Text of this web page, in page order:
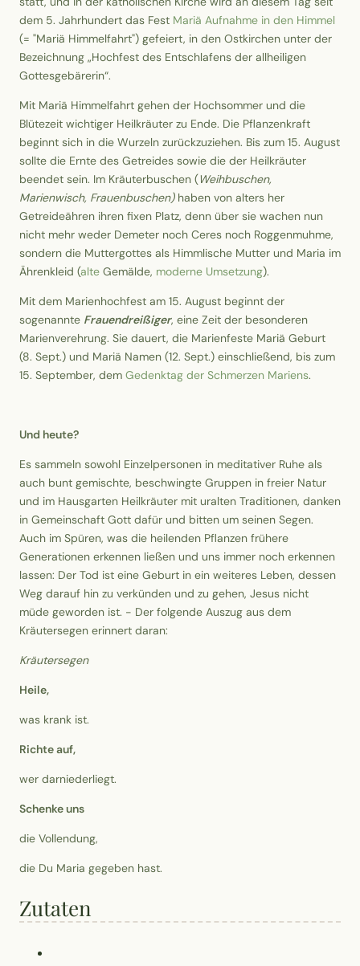
dem 5. Jahrhundert das Fest Mariä Aufnahme in den Himmel
(= "Mariä Himmelfahrt") gefeiert, in den Ostkirchen unter der
Bezeichnung „Hochfest des Entschlafens der allheiligen
Gottesgebärerin“.
Mit Mariä Himmelfahrt gehen der Hochsommer und die
Blütezeit wichtiger Heilkräuter zu Ende. Die Pflanzenkraft
beginnt sich in die Wurzeln zurückzuziehen. Bis zum 15. August
sollte die Ernte des Getreides sowie die der Heilkräuter
beendet sein. Im Kräuterbuschen (Weihbuschen,
Marienwisch, Frauenbuschen)haben von alters her
Getreideähren ihren fixen Platz, denn über sie wachen nun
nicht mehr weder Demeter noch Ceres noch Roggenmuhme,
sondern die Muttergottes als Himmlische Mutter und Maria im
Ährenkleid (alte Gemälde, moderne Umsetzung).
Mit dem Marienhochfest am 15. August beginnt der
sogenannte Frauendreißiger, eine Zeit der besonderen
Marienverehrung. Sie dauert, die Marienfeste Mariä Geburt
(8. Sept.) und Mariä Namen (12. Sept.) einschließend, bis zum
15. September, dem Gedenktag der Schmerzen Mariens.
Und heute?
Es sammeln sowohl Einzelpersonen in meditativer Ruhe als
auch bunt gemischte, beschwingte Gruppen in freier Natur
und im Hausgarten Heilkräuter mit uralten Traditionen, danken
in Gemeinschaft Gott dafür und bitten um seinen Segen.
Auch im Spüren, was die heilenden Pflanzen frühere
Generationen erkennen ließen und uns immer noch erkennen
lassen: Der Tod ist eine Geburt in ein weiteres Leben, dessen
Weg darauf hin zu verkünden und zu gehen, Jesus nicht
müde geworden ist. - Der folgende Auszug aus dem
Kräutersegen erinnert daran:
Kräutersegen
Heile,
was krank ist.
Richte auf,
wer darniederliegt.
Schenke uns
die Vollendung,
die Du Maria gegeben hast.
Zutaten